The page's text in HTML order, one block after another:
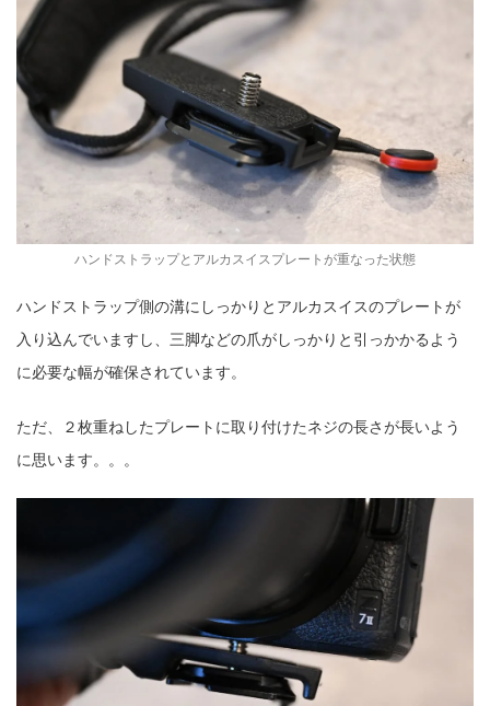
ハンドストラップとアルカスイスプレートが重なった状態
ハンドストラップ側の溝にしっかりとアルカスイスのプレートが
入り込んでいますし、三脚などの爪がしっかりと引っかかるよう
に必要な幅が確保されています。
ただ、２枚重ねしたプレートに取り付けたネジの長さが長いよう
に思います。。。